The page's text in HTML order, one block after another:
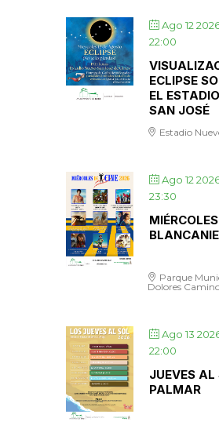
Ago 12
22:00
ECLIPSE
EL
SAN JOSÉ
Estadio
Ago 12
23:30
Parque
Dolores
Ago 13
22:00
JUEVES AL
PALMAR